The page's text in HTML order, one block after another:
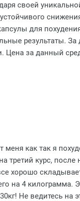
своей
для
результаты. За
Цена за данный
меня как так я
третий курс, после
хорошо
на 4 килограмма.
Не ведитесь на